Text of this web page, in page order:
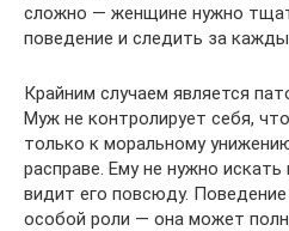
сложно — женщине нужно
поведение и следить за
Крайним случаем является
Муж не контролирует себя,
только к моральному
расправе. Ему не нужно
видит его повсюду.
особой роли — она может